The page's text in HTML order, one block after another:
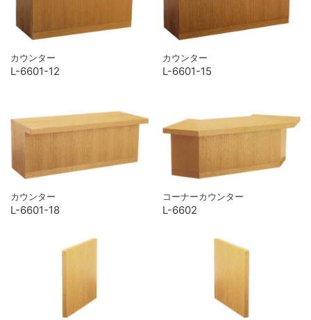
カウンター
L-6601-12
カウンター
L-6601-15
カウンター
L-6601-18
コーナーカウンター
L-6602